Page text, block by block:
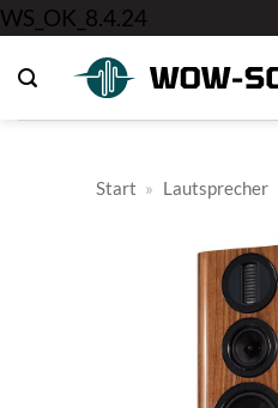
WS_OK_8.4.24
springen
Start » Lautsprecher